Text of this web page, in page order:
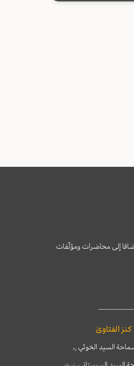
إلى محاضرات ومؤلّفات
كنز الفتاوىٰ
السيد الخوئي ره